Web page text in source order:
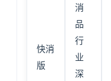
快消
版
消
品
行
业
深